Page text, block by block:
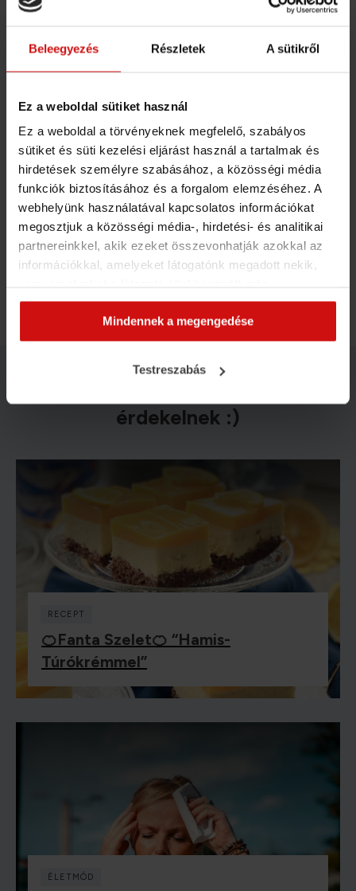
Beleegyezés Részletek A sütikről
Ez a weboldal sütiket használ
Ez a weboldal a törvényeknek megfelelő, szabályos
sütiket és süti kezelési eljárást használ a tartalmak és
hirdetések személyre szabásához, a közösségi média
funkciók biztosításához és a forgalom elemzéséhez. A
webhelyünk használatával kapcsolatos információkat
megosztjuk a közösségi média-, hirdetési- és analitikai
partnereinkkel, akik ezeket összevonhatják azokkal az
információkkal, amelyeket látogatónk megadott nekik,
szolgáltatásokból gyűjtöttek. Elfogadásával segíti a
munkánkat és nagyobb felhasználói élményt
biztosíthatunk mi is látogatóinknak.
Mindennek a megengedése
Testreszabás
és FaceBook oldal megálmodója, és küldetése,
hogy segítsen neked hosszabb, egészségesebb
Hosszú évek óta foglalkozik az egészséges
életmóddal, és saját tapasztalataiból tudja,
milyen fontos a megfelelő táplálkozás és
életmód. Krónikus sejtszintű gyulladás,
gluténérzékenység, tejtermék-intolerancia,
migrén, menstruációs fájdalmak, csúnya
visszerek - mind a múlté számára, és most
neked is segíthet!
érdekelnek :)
RECEPT
🍊Fanta Szelet🍊 “hamis-
Túrókrémmel”
ÉLETMÓD